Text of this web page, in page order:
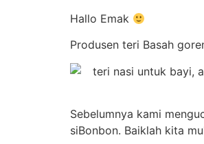
Hallo Emak
Produsen teri Basah
Sebelumnya kami
siBonbon. Baiklah kita